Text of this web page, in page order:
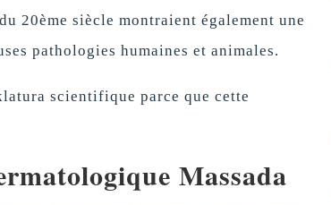
20ème siècle montraient également une
pathologies humaines et animales.
scientifique parce que cette
Massada